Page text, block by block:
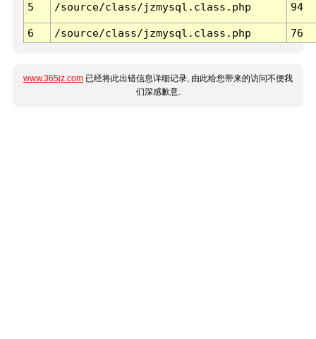
5 /source/class/jzmysql.class.php 94
6 /source/class/jzmysql.class.php 76
www.365jz.com 已经将此出错信息详细记录, 由此给您带来的访问不便我
们深感歉意.